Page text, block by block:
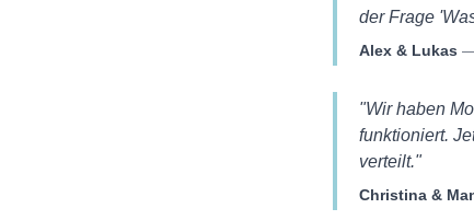
der Frage
Alex & Lukas
"Wir haben
funktioniert.
verteilt."
Christina &